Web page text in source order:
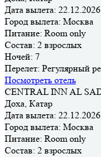
Дата вылета: 22.12.2026
Город вылета: Москва
Питание: Room only
Состав: 2 взрослых
Ночей: 7
Перелет: Регулярный
Посмотреть отель
CENTRAL INN AL
Доха, Катар
Дата вылета: 22.12.2026
Город вылета: Москва
Питание: Room only
Состав: 2 взрослых